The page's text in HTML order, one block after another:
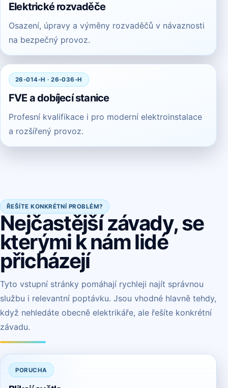
Elektrické rozvaděče
Osazení, úpravy a výměny rozvaděčů v návaznosti
na bezpečný provoz.
26-014-H · 26-036-H
FVE a dobíjecí stanice
Profesní kvalifikace i pro moderní elektroinstalace
a rozšířený provoz.
ŘEŠÍTE KONKRÉTNÍ PROBLÉM?
Nejčastější závady, se
kterými k nám lidé
přicházejí
Tyto vstupní stránky pomáhají rychleji najít správnou
službu i relevantní poptávku. Jsou vhodné hlavně tehdy,
když nehledáte obecně elektrikáře, ale řešíte konkrétní
závadu.
PORUCHA